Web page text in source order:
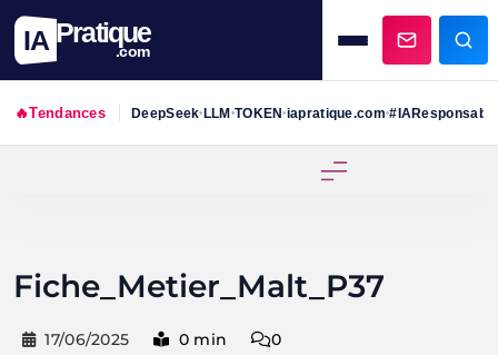
IA Pratique
.com
🔥Tendances DeepSeek•LLM•TOKEN•iapratique.com•#IAResponsable
Fiche_Metier_Malt_P37
17/06/2025 0 min 0